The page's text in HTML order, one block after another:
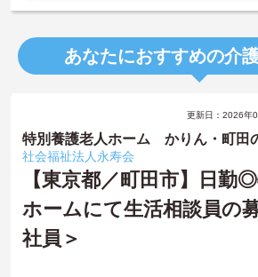
あなたにおすすめの介
更新日：2026年
特別養護老人ホーム かりん・町田
社会福祉法人永寿会
【東京都／町田市】日勤
ホームにて生活相談員の
社員＞